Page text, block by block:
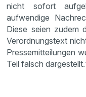
nicht sofort
aufwendige
Diese seien zudem
Verordnungstext
Pressemitteilungen
Teil falsch